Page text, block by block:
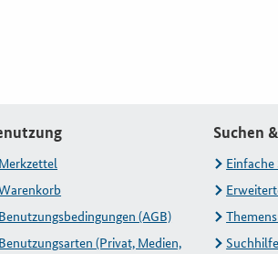
Merkzettel
Benutzungsbedingungen (AGB)
Benutzungsarten (Privat, Medien,
Suchen
Einfache